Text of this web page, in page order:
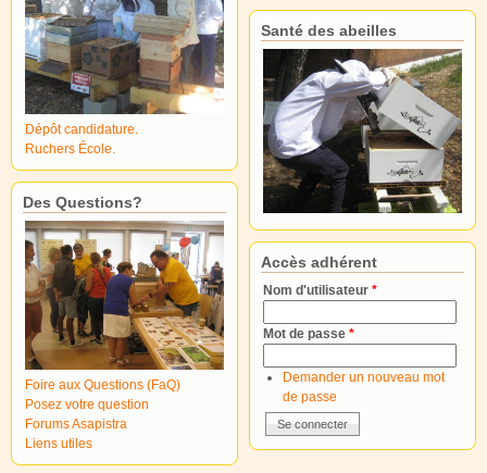
Dépôt candidature.
Ruchers École.
Des Questions?
Foire aux Questions (FaQ)
Posez votre question
Forums Asapistra
Liens utiles
Santé des abeilles
Accès adhérent
Nom d'utilisateur *
Mot de passe *
Demander un nouveau mot
de passe